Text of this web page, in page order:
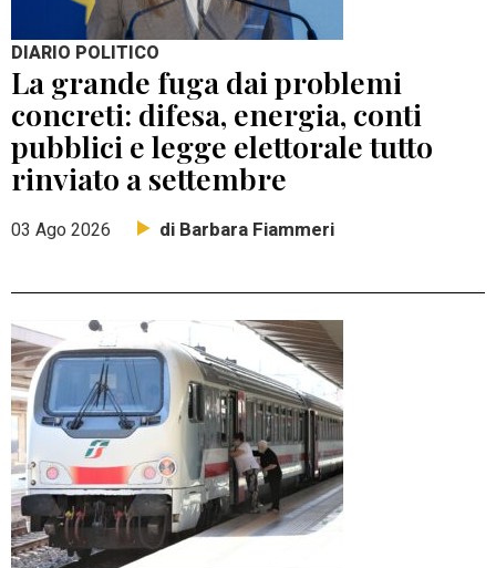
DIARIO POLITICO
La grande fuga dai problemi
concreti: difesa, energia, conti
pubblici e legge elettorale tutto
rinviato a settembre
03 Ago 2026 di Barbara Fiammeri